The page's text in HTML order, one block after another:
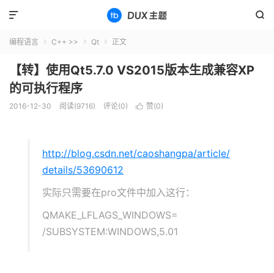


编程语言  C++ >>  Qt  正文
【转】使用Qt5.7.0 VS2015版本生成兼容XP
的可执行程序
2016-12-30 阅读(9716) 评论(0)  赞(0)
http://blog.csdn.net/caoshangpa/article/
details/53690612
实际只需要在pro文件中加入这行：
QMAKE_LFLAGS_WINDOWS=
/SUBSYSTEM:WINDOWS,5.01